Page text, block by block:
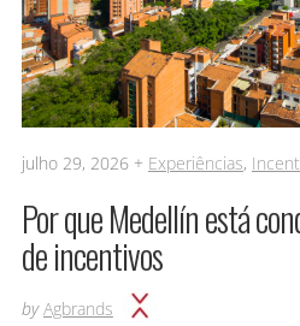
julho 29, 2026 + Experiências,
Por que Medellín está
de incentivos
by Agbrands